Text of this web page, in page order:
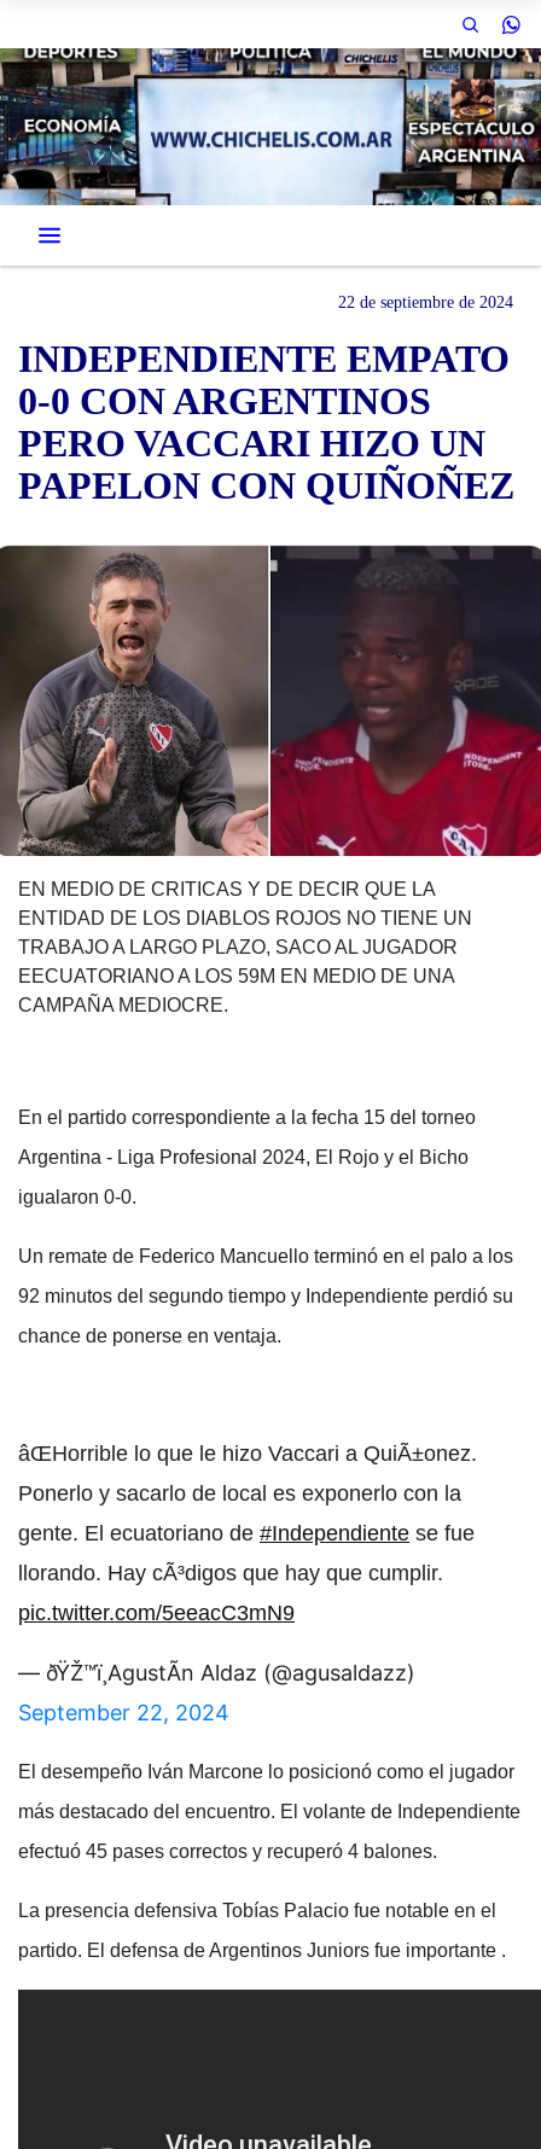
22 de septiembre de 2024
INDEPENDIENTE EMPATO
0-0 CON ARGENTINOS
PERO VACCARI HIZO UN
PAPELON CON QUIÑOÑEZ
EN MEDIO DE CRITICAS Y DE DECIR QUE LA
ENTIDAD DE LOS DIABLOS ROJOS NO TIENE UN
TRABAJO A LARGO PLAZO, SACO AL JUGADOR
EECUATORIANO A LOS 59M EN MEDIO DE UNA
CAMPAÑA MEDIOCRE.
En el partido correspondiente a la fecha 15 del torneo
Argentina - Liga Profesional 2024, El Rojo y el Bicho
igualaron 0-0.
Un remate de Federico Mancuello terminó en el palo a los
92 minutos del segundo tiempo y Independiente perdió su
chance de ponerse en ventaja.
âŒHorrible lo que le hizo Vaccari a QuiÃ±onez.
Ponerlo y sacarlo de local es exponerlo con la
gente. El ecuatoriano de #Independiente se fue
llorando. Hay cÃ³digos que hay que cumplir.
pic.twitter.com/5eeacC3mN9
— ðŸŽ™ï¸AgustÃ­n Aldaz (@agusaldazz)
September 22, 2024
El desempeño Iván Marcone lo posicionó como el jugador
más destacado del encuentro. El volante de Independiente
efectuó 45 pases correctos y recuperó 4 balones.
La presencia defensiva Tobías Palacio fue notable en el
partido. El defensa de Argentinos Juniors fue importante .